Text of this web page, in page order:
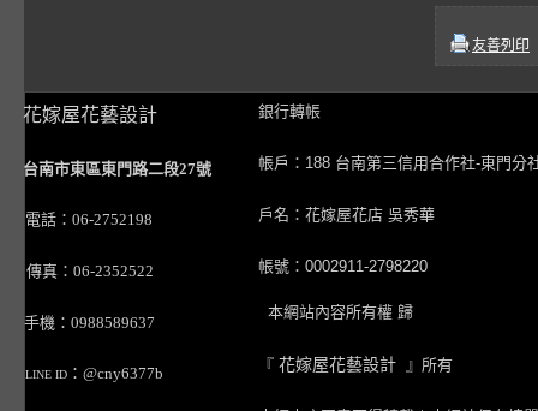
友善列印
花嫁屋花藝設計
台南市東區東門路二段27號
電話：06-2752198
傳真：06-2352522
手機：0988589637
LINE ID ：@cny6377b
銀行轉帳
帳戶：188 台南第三信用合作社-東門分
戶名：花嫁屋花店 吳秀華
帳號：0002911-2798220
本網站內容所有權 歸
『 花嫁屋花藝設計 』所有